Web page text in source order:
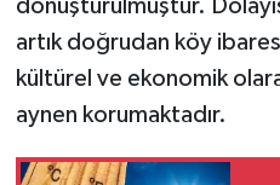
dönüştürülmüştür.
artık doğrudan köy
kültürel ve ekonomik
aynen korumaktadır.